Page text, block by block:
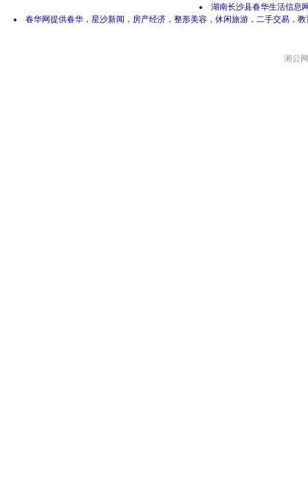
湖南长沙县春华生活信息
春华网提供春华，星沙新闻，房产经济，整形美容，休闲旅游，二手交易，
湘公